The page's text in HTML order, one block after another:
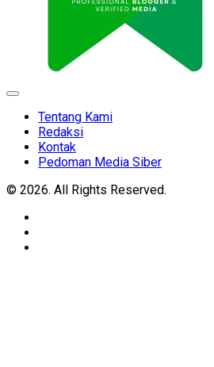
Expand
Tentang Kami
Redaksi
Kontak
Pedoman Media Siber
© 2026. All Rights Reserved.